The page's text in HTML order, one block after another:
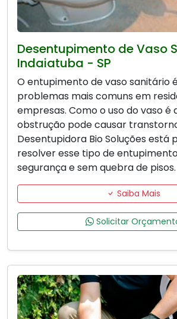
Desentupimento de Vaso
Indaiatuba - SP
O entupimento de vaso sanitário
problemas mais comuns em
empresas. Como o uso do vaso é
obstrução pode causar
Desentupidora Bio Soluções
resolver esse tipo de
segurança e sem quebra de pisos.
Saiba Mais
Solicitar